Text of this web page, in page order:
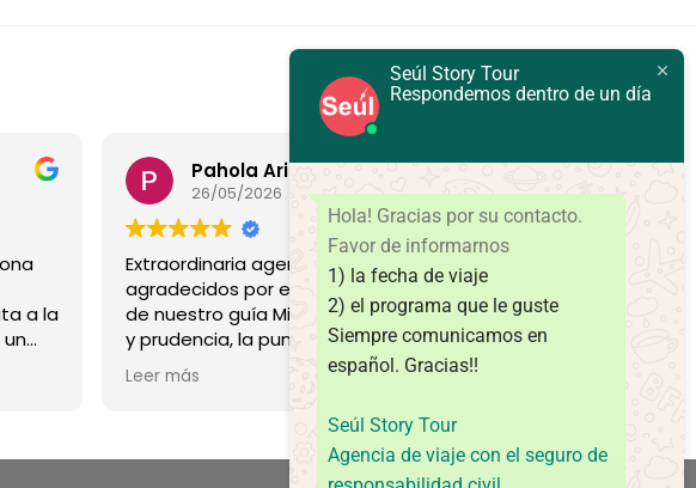
a la
Pahola Arias
26/05/2026
Extraordinaria agencia! Muy
agradecidos por el profesionalismo
de nuestro guía Miguel, la amabilidad
y prudencia, la puntualidad del
transporte, siempre pendientes de
los detalles del grupo. Los
Leer más
EGV
23/04/2026
Seúl Story Tour
Respondemos dentro de un día
Hola! Gracias por su contacto.
Favor de informarnos
1) la fecha de viaje
2) el programa que le guste
Siempre comunicamos en
español. Gracias!!
Seúl Story Tour
Agencia de viaje con el seguro de